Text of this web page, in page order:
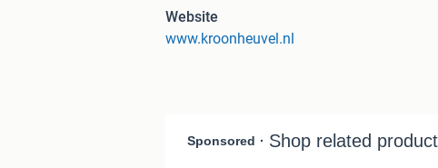
Hefvermogen: 230 kg
Eigen gewicht: 1400 kg
Transport afmeting: 1,85 x 0,76 x
Website
www.kroonheuvel.nl